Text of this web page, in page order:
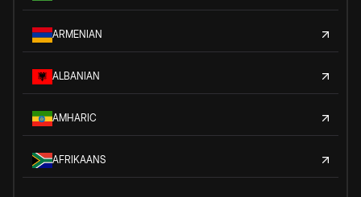
ARMENIAN
ALBANIAN
AMHARIC
AFRIKAANS